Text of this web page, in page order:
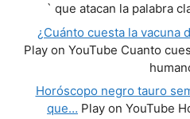
` que atacan la palabra
¿Cuánto cuesta la vacuna
Play on YouTube Cuanto
Horóscopo negro tauro
que… Play on YouTube